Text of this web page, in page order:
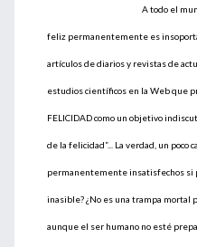
A todo el
feliz permanentemente es
artículos de diarios y revistas de
estudios científicos en la Web que
FELICIDAD como un objetivo
de la felicidad”... La verdad, un poco
permanentemente insatisfechos si
inasible? ¿No es una trampa mortal
aunque el ser humano no esté